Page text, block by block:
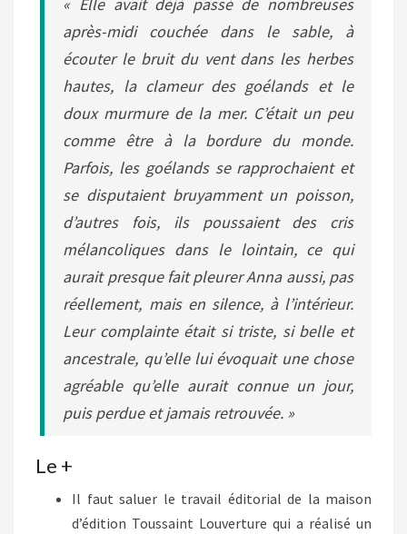
après-midi couchée dans le sable, à
écouter le bruit du vent dans les herbes
hautes, la clameur des goélands et le
doux murmure de la mer. C’était un peu
comme être à la bordure du monde.
Parfois, les goélands se rapprochaient et
se disputaient bruyamment un poisson,
d’autres fois, ils poussaient des cris
mélancoliques dans le lointain, ce qui
aurait presque fait pleurer Anna aussi, pas
réellement, mais en silence, à l’intérieur.
Leur complainte était si triste, si belle et
ancestrale, qu’elle lui évoquait une chose
agréable qu’elle aurait connue un jour,
puis perdue et jamais retrouvée. »
Le +
Il faut saluer le travail éditorial de la maison
d’édition Toussaint Louverture qui a réalisé un